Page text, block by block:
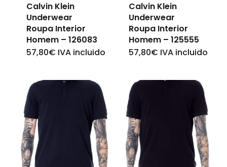
Calvin Klein
Underwear
Roupa Interior
Homem – 126083
57,80€ IVA incluido
This
multiple
variants.
options
Calvin Klein
Underwear
Roupa Interior
Homem – 125555
57,80€ IVA incluido
This
multiple
variants.
options